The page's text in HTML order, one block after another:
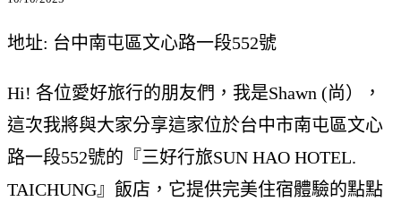
地址: 台中南屯區文心路一段552號
Hi! 各位愛好旅行的朋友們，我是Shawn (尚），
這次我將與大家分享這家位於台中市南屯區文心
路一段552號的『三好行旅SUN HAO HOTEL.
TAICHUNG』飯店，它提供完美住宿體驗的點點